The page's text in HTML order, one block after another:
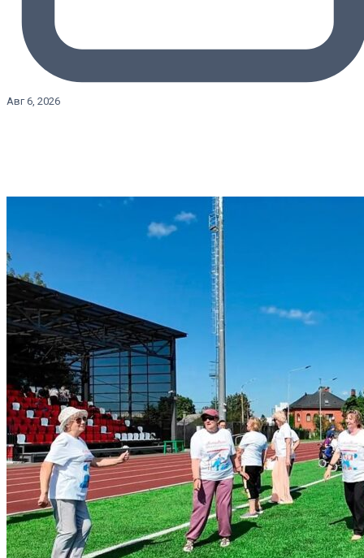
Авг 6, 2026